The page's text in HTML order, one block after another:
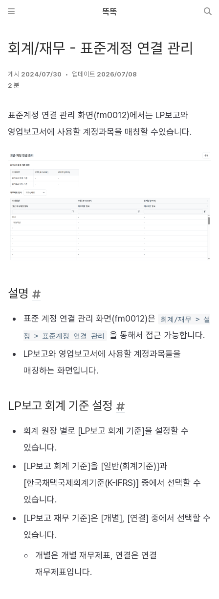
똑똑
회계/재무 - 표준계정 연결 관리
게시 2024/07/30 업데이트 2026/07/08
2 분
표준계정 연결 관리 화면(fm0012)에서는 LP보고와
영업보고서에 사용할 계정과목을 매칭할 수있습니다.
설명
표준 계정 연결 관리 화면(fm0012)은 회계/재무 > 설
정 > 표준계정 연결 관리
을 통해서 접근 가능합니다.
LP보고와 영업보고서에 사용할 계정과목들을
매칭하는 화면입니다.
LP보고 회계 기준 설정
회계 원장 별로 [LP보고 회계 기준]을 설정할 수
있습니다.
[LP보고 회계 기준]을 [일반(회계기준)]과
[한국채택국제회계기준(K-IFRS)] 중에서 선택할 수
있습니다.
[LP보고 재무 기준]은 [개별], [연결] 중에서 선택할 수
있습니다.
개별은 개별 재무제표, 연결은 연결
재무제표입니다.